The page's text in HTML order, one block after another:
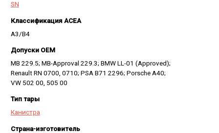
SN
Классификация ACEA
A3/B4
Допуски OEM
MB 229.5; MB-Approval 229.3; BMW LL-01 (Approved);
Renault RN 0700, 0710; PSA B71 2296; Porsche A40;
VW 502 00, 505 00
Тип тары
Канистра
Страна-изготовитель